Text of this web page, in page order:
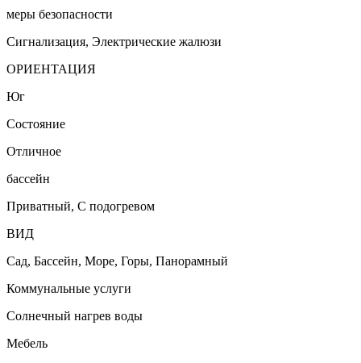
меры безопасности
Сигнализация, Электрические жалюзи
ОРИЕНТАЦИЯ
Юг
Состояние
Отличное
бассейн
Приватный, С подогревом
ВИД
Сад, Бассейн, Море, Горы, Панорамный
Коммунальные услуги
Солнечный нагрев воды
Мебель